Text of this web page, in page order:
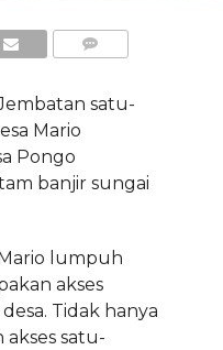
satu-
Mario
Pongo
banjir sungai
lumpuh
akses
Tidak hanya
satu-